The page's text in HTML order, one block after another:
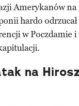
Amerykanów na
hardo
w Poczdamie i
na